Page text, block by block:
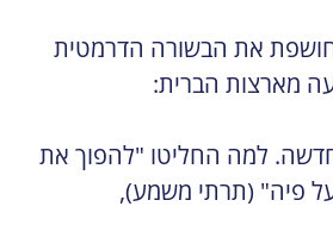
את הבשורה הדרמטית
מארצות הברית:
למה החליטו "להפוך את
פיה" (תרתי משמע),